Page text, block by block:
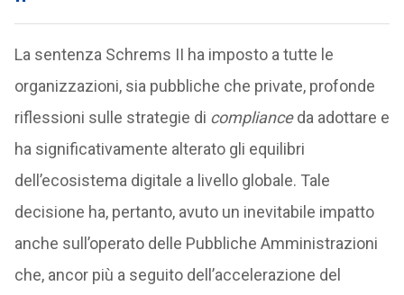
La sentenza Schrems II ha imposto a tutte le
organizzazioni, sia pubbliche che private, profonde
riflessioni sulle strategie di complianceda adottare e
ha significativamente alterato gli equilibri
dell’ecosistema digitale a livello globale. Tale
decisione ha, pertanto, avuto un inevitabile impatto
anche sull’operato delle Pubbliche Amministrazioni
che, ancor più a seguito dell’accelerazione del